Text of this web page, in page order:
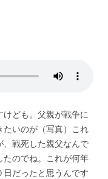
ども。父親が戦争に
たいのが（写真）これ
戦死した親父なんで
のでね。これが何年
だったと思うんです